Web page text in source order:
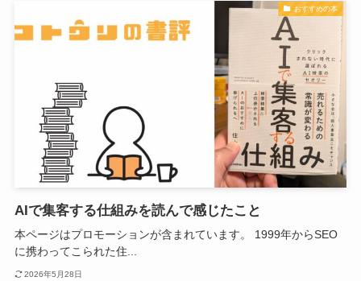
おすすめの本
AIで集客する仕組みを読んで感じたこと
本ページはプロモーションが含まれています。 1999年からSEO
に携わってこられた住...
2026年5月28日